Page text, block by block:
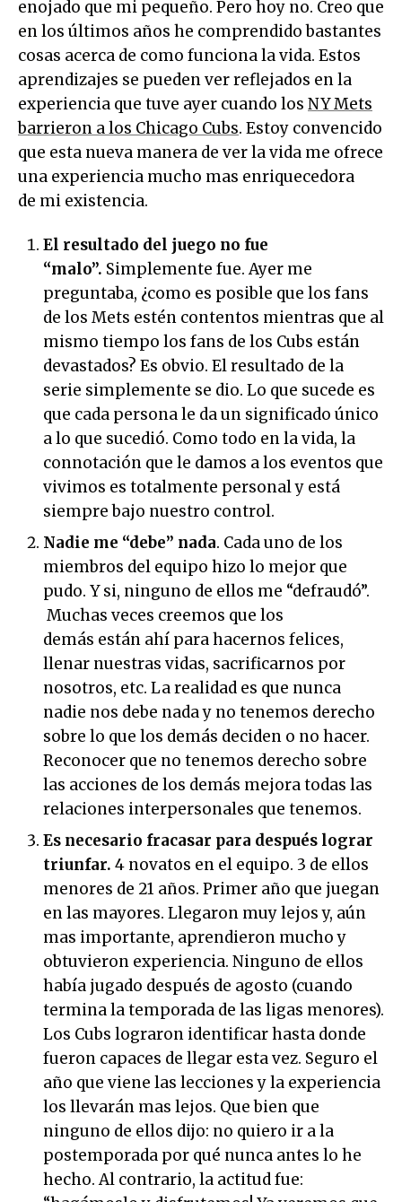
enojado que mi pequeño. Pero hoy no. Creo que
en los últimos años he comprendido bastantes
cosas acerca de como funciona la vida. Estos
aprendizajes se pueden ver reflejados en la
experiencia que tuve ayer cuando los NY Mets
barrieron a los Chicago Cubs. Estoy convencido
que esta nueva manera de ver la vida me ofrece
una experiencia mucho mas enriquecedora
de mi existencia.
El resultado del juego no fue
“malo”. Simplemente fue. Ayer me
preguntaba, ¿como es posible que los fans
de los Mets estén contentos mientras que al
mismo tiempo los fans de los Cubs están
devastados? Es obvio. El resultado de la
serie simplemente se dio. Lo que sucede es
que cada persona le da un significado único
a lo que sucedió. Como todo en la vida, la
connotación que le damos a los eventos que
vivimos es totalmente personal y está
siempre bajo nuestro control.
Nadie me “debe” nada. Cada uno de los
miembros del equipo hizo lo mejor que
pudo. Y si, ninguno de ellos me “defraudó”.
Muchas veces creemos que los
demás están ahí para hacernos felices,
llenar nuestras vidas, sacrificarnos por
nosotros, etc. La realidad es que nunca
nadie nos debe nada y no tenemos derecho
sobre lo que los demás deciden o no hacer.
Reconocer que no tenemos derecho sobre
las acciones de los demás mejora todas las
relaciones interpersonales que tenemos.
Es necesario fracasar para después lograr
triunfar. 4 novatos en el equipo. 3 de ellos
menores de 21 años. Primer año que juegan
en las mayores. Llegaron muy lejos y, aún
mas importante, aprendieron mucho y
obtuvieron experiencia. Ninguno de ellos
había jugado después de agosto (cuando
termina la temporada de las ligas menores).
Los Cubs lograron identificar hasta donde
fueron capaces de llegar esta vez. Seguro el
año que viene las lecciones y la experiencia
los llevarán mas lejos. Que bien que
ninguno de ellos dijo: no quiero ir a la
postemporada por qué nunca antes lo he
hecho. Al contrario, la actitud fue: